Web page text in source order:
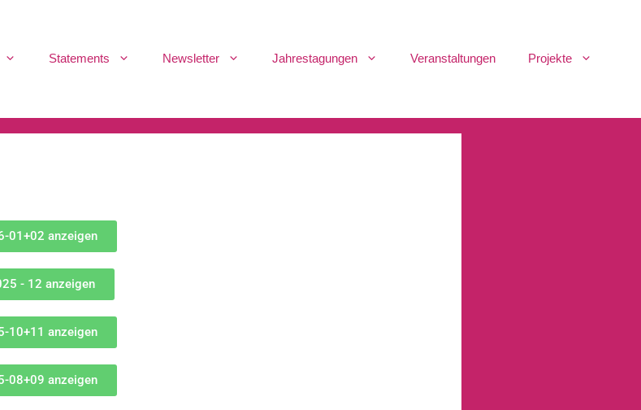
Statements Newsletter Jahrestagungen Veranstaltungen Projekte
01+02 anzeigen
- 12 anzeigen
10+11 anzeigen
08+09 anzeigen